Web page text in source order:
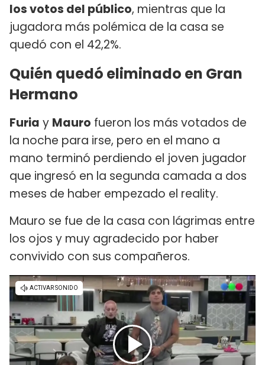
los votos del público, mientras que la
jugadora más polémica de la casa se
quedó con el 42,2%.
Quién quedó eliminado en Gran
Hermano
Furia y Mauro fueron los más votados de
la noche para irse, pero en el mano a
mano terminó perdiendo el joven jugador
que ingresó en la segunda camada a dos
meses de haber empezado el reality.
Mauro se fue de la casa con lágrimas entre
los ojos y muy agradecido por haber
convivido con sus compañeros.